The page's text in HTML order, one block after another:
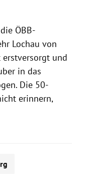
ÖBB-
Lochau von
und
in das
Die 50-
erinnern,